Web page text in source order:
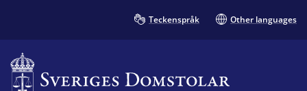
Teckenspråk Other languages